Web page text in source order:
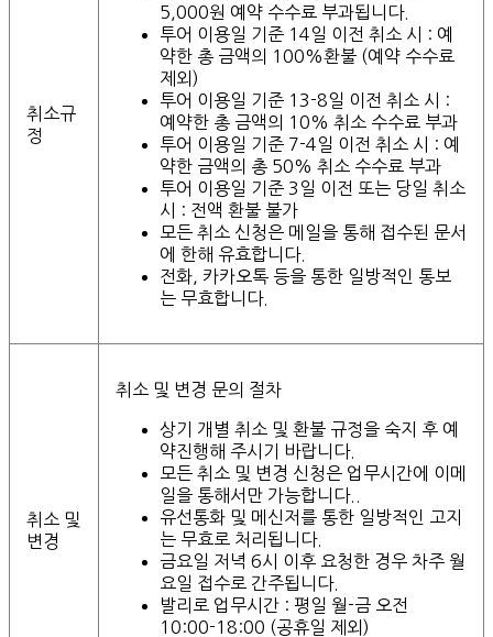
취소규
정
5,000원 예약 수수료 부과됩니다.
투어 이용일 기준 14일 이전 취소 시 : 예
약한 총 금액의 100%환불 (예약 수수료
제외)
투어 이용일 기준 13-8일 이전 취소 시 :
예약한 총 금액의 10% 취소 수수료 부과
투어 이용일 기준 7-4일 이전 취소 시 : 예
약한 금액의 총 50% 취소 수수료 부과
투어 이용일 기준 3일 이전 또는 당일 취소
시 : 전액 환불 불가
모든 취소 신청은 메일을 통해 접수된 문서
에 한해 유효합니다.
전화, 카카오톡 등을 통한 일방적인 통보
는 무효합니다.
취소 및
변경
취소 및 변경 문의 절차
상기 개별 취소 및 환불 규정을 숙지 후 예
약진행해 주시기 바랍니다.
모든 취소 및 변경 신청은 업무시간에 이메
일을 통해서만 가능합니다..
유선통화 및 메신저를 통한 일방적인 고지
는 무효로 처리됩니다.
금요일 저녁 6시 이후 요청한 경우 차주 월
요일 접수로 간주됩니다.
발리로 업무시간 : 평일 월-금 오전
10:00-18:00 (공휴일 제외)